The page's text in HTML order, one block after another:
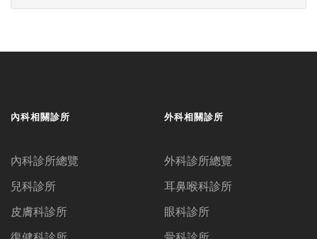
內科相關診所
內科診所總覽
兒科診所
皮膚科診所
外科相關診所
外科診所總覽
耳鼻喉科診所
眼科診所